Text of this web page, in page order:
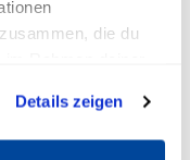
die du
Details zeigen